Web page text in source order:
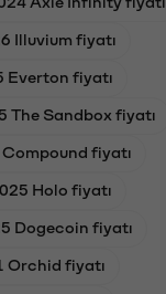
Illuvium fiyatı
Everton fiyatı
The Sandbox fiyatı
fiyatı
Holo fiyatı
Dogecoin fiyatı
Orchid fiyatı